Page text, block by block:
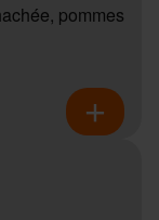
pommes